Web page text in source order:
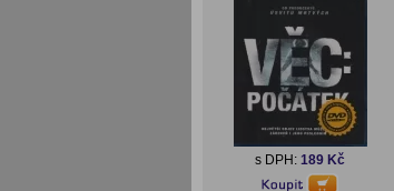
s DPH: 189 Kč